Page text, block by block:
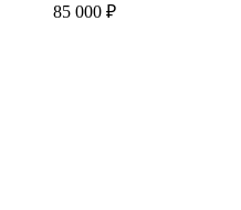
85 000 ₽